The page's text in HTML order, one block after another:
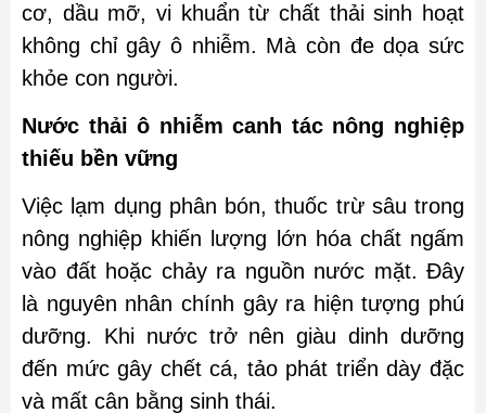
cơ, dầu mỡ, vi khuẩn từ chất thải sinh hoạt
không chỉ gây ô nhiễm. Mà còn đe dọa sức
khỏe con người.
Nước thải ô nhiễm canh tác nông nghiệp
thiếu bền vững
Việc lạm dụng phân bón, thuốc trừ sâu trong
nông nghiệp khiến lượng lớn hóa chất ngấm
vào đất hoặc chảy ra nguồn nước mặt. Đây
là nguyên nhân chính gây ra hiện tượng phú
dưỡng. Khi nước trở nên giàu dinh dưỡng
đến mức gây chết cá, tảo phát triển dày đặc
và mất cân bằng sinh thái.